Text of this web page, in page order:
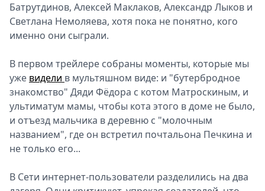
Батрутдинов, Алексей Маклаков, Александр Лыков и
Светлана Немоляева, хотя пока не понятно, кого
именно они сыграли.
В первом трейлере собраны моменты, которые мы
уже видели в мультяшном виде: и "бутербродное
знакомство" Дяди Фёдора с котом Матроскиным, и
ультиматум мамы, чтобы кота этого в доме не было,
и отъезд мальчика в деревню с "молочным
названием", где он встретил почтальона Печкина и
не только его...
В Сети интернет-пользователи разделились на два